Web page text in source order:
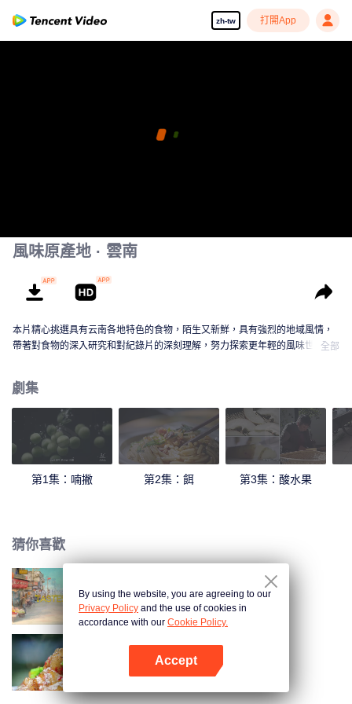
zh-tw 打開App
風味原產地 · 雲南
本片精心挑選具有云南各地特色的食物，陌生又新鮮，具有強烈的地域風情，
帶著對食物的深入研究和對紀錄片的深刻理解，努力探索更年輕的風味世界。
全部
劇集
第1集：喃撇 第2集：餌 第3集：酸水果
猜你喜歡
我的美食嚮導
一江百味
By using the website, you are agreeing to our
Privacy Policy and the use of cookies in
accordance with our Cookie Policy.
Accept